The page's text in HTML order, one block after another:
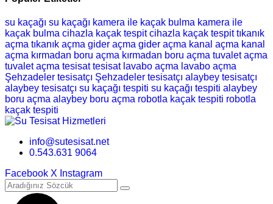
su kaçağı su kaçağı kamera ile kaçak bulma kamera ile
kaçak bulma cihazla kaçak tespit cihazla kaçak tespit tıkanık
açma tıkanık açma gider açma gider açma kanal açma kanal
açma kırmadan boru açma kırmadan boru açma tuvalet açma
tuvalet açma tesisat tesisat lavabo açma lavabo açma
Şehzadeler tesisatçı Şehzadeler tesisatçı alaybey tesisatçı
alaybey tesisatçı su kaçağı tespiti su kaçağı tespiti alaybey
boru açma alaybey boru açma robotla kaçak tespiti robotla
kaçak tespiti
info@sutesisat.net
0.543.631 9064
Facebook X Instagram